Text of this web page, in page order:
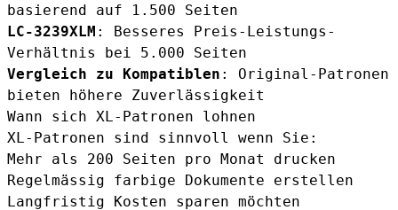
basierend auf 1.500 Seiten
LC-3239XLM : Besseres Preis-Leistungs-
Verhältnis bei 5.000 Seiten
Vergleich zu Kompatiblen : Original-Patronen
bieten höhere Zuverlässigkeit
Wann sich XL-Patronen lohnen
XL-Patronen sind sinnvoll wenn Sie:
Mehr als 200 Seiten pro Monat drucken
Regelmässig farbige Dokumente erstellen
Langfristig Kosten sparen möchten